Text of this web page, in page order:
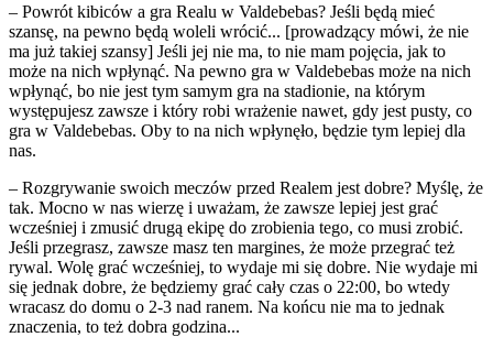
– Powrót kibiców a gra Realu w Valdebebas? Jeśli będą mieć
szansę, na pewno będą woleli wrócić... [prowadzący mówi, że nie
ma już takiej szansy] Jeśli jej nie ma, to nie mam pojęcia, jak to
może na nich wpłynąć. Na pewno gra w Valdebebas może na nich
wpłynąć, bo nie jest tym samym gra na stadionie, na którym
występujesz zawsze i który robi wrażenie nawet, gdy jest pusty, co
gra w Valdebebas. Oby to na nich wpłynęło, będzie tym lepiej dla
nas.
– Rozgrywanie swoich meczów przed Realem jest dobre? Myślę, że
tak. Mocno w nas wierzę i uważam, że zawsze lepiej jest grać
wcześniej i zmusić drugą ekipę do zrobienia tego, co musi zrobić.
Jeśli przegrasz, zawsze masz ten margines, że może przegrać też
rywal. Wolę grać wcześniej, to wydaje mi się dobre. Nie wydaje mi
się jednak dobre, że będziemy grać cały czas o 22:00, bo wtedy
wracasz do domu o 2-3 nad ranem. Na końcu nie ma to jednak
znaczenia, to też dobra godzina...